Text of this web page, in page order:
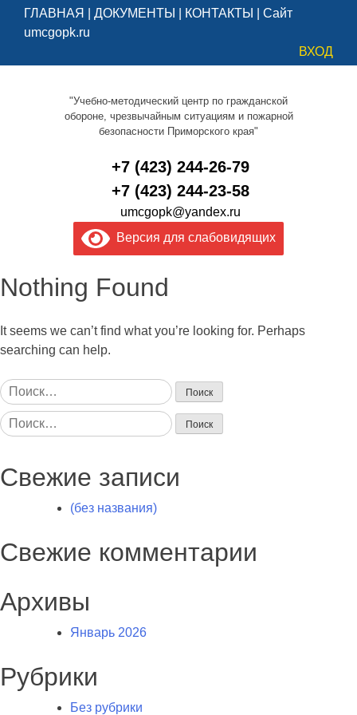
ГЛАВНАЯ ДОКУМЕНТЫ КОНТАКТЫ
Сайт
umcgopk.ru
ВХОД
"Учебно-методический центр по гражданской
обороне, чрезвычайным ситуациям и пожарной
безопасности Приморского края"
+7 (423) 244-26-79
+7 (423) 244-23-58
umcgopk@yandex.ru
Версия для слабовидящих
Nothing Found
It seems we can’t find what you’re looking for. Perhaps
searching can help.
Найти:
Найти:
Свежие записи
(без названия)
Свежие комментарии
Архивы
Январь 2026
Рубрики
Без рубрики